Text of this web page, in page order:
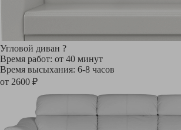
Угловой диван ?
Время работ: от 40 минут
Время высыхания: 6-8 часов
от 2600 ₽